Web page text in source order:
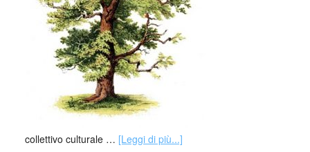
collettivo culturale … [Leggi di più...]